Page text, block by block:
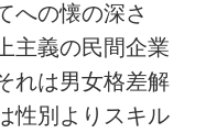
への懐の深さ
主義の民間企業
れは男女格差解
性別よりスキル